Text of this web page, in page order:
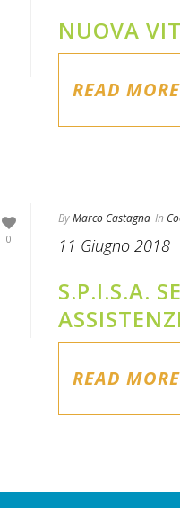
NUOVA
READ MORE
0
ByMarco Castagna In
11 Giugno 2018
S.P.I.S.A.
READ MORE